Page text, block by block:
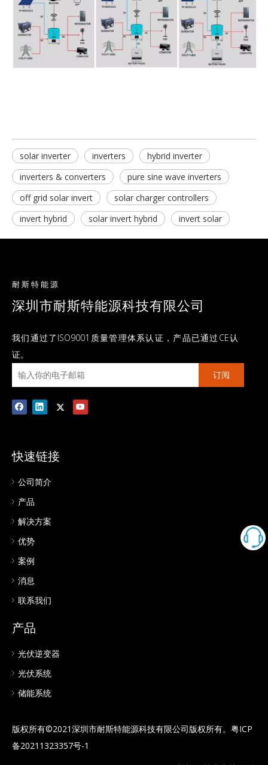
solar inverter inverters
hybrid inverter
inverters & converters
pure sine wave inverters
off grid solar invert
solar charger controllers
invert hybrid
solar invert hybrid invert solar
耐斯特能源
深圳市耐斯特能源科技有限公司
我们通过了ISO9001质量管理体系认证，产品已通过CE认
证。
订阅
快速链接
公司简介
产品
解决方案
优势
案例
消息
联系我们
产品
光伏逆变器
光伏系统
储能系统
版权所有©2021深圳市耐斯特能源科技有限公司版权所有。 粤ICP
备20211323357号-1